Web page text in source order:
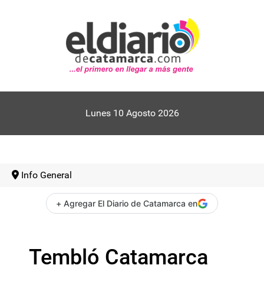
Lunes 10 Agosto 2026
Info General
+ Agregar El Diario de Catamarca en
Tembló Catamarca